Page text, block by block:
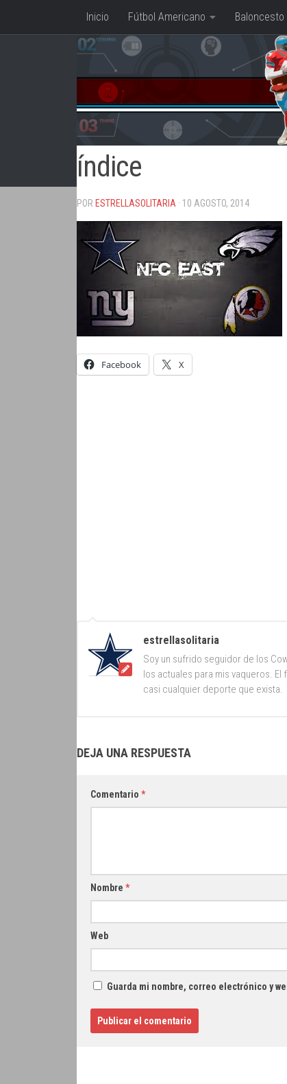
Saltar al contenido
Inicio Fútbol Americano Baloncesto
índice
POR ESTRELLASOLITARIA · 10 AGOSTO, 2014
Facebook X
estrellasolitaria
Soy un sufrido seguidor de los
los actuales para mis vaqueros.
casi cualquier deporte que exista.
DEJA UNA RESPUESTA
Comentario *
Nombre *
Web
Guarda mi nombre, correo electrónico y